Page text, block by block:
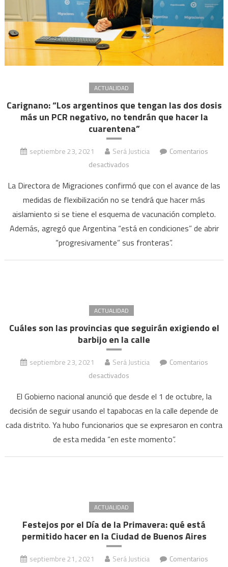
ACTUALIDAD
Carignano: “Los argentinos que tengan las dos dosis
más un PCR negativo, no tendrán que hacer la
cuarentena”
septiembre 23, 2021 Será Justicia
Comentarios
desactivados
“Los
argentinos
que
tengan
las
PCR
negativo,
no
tendrán
hacer
cuarentena”
La Directora de Migraciones confirmó que con el avance de las
medidas de flexibilización no se tendrá que hacer más
aislamiento si se tiene el esquema de vacunación completo.
Además, agregó que Argentina “está en condiciones” de abrir
“progresivamente” sus fronteras”.
ACTUALIDAD
Cuáles son las provincias que seguirán exigiendo el
barbijo en la calle
septiembre 23, 2021 Será Justicia
Comentarios
desactivados
son
las
provincias
que
en
la
calle
El Gobierno nacional anunció que desde el 1 de octubre, la
decisión de seguir usando el tapabocas en la calle depende de
cada distrito. Ya hubo funcionarios que se expresaron en contra
de esta medida “en este momento”.
ACTUALIDAD
Festejos por el Día de la Primavera: qué está
permitido hacer en la Ciudad de Buenos Aires
septiembre 21, 2021 Será Justicia
Comentarios